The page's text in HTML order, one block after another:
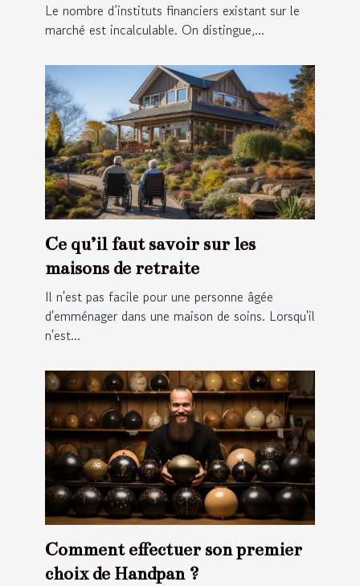
Le nombre d’instituts financiers existant sur le
marché est incalculable. On distingue,...
Ce qu’il faut savoir sur les
maisons de retraite
Il n'est pas facile pour une personne âgée
d'emménager dans une maison de soins. Lorsqu'il
n'est...
Comment effectuer son premier
choix de Handpan ?